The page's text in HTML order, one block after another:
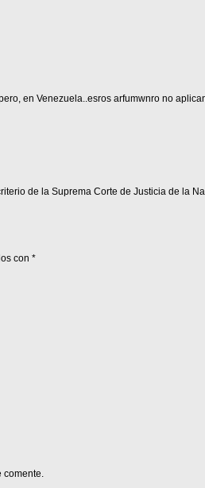
en Venezuela..esros arfumwnro no
de la Suprema Corte de Justicia de la
con *